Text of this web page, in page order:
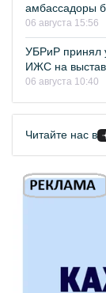
амбассадоры
06 августа 15:56
УБРиР принял
ИЖС на
06 августа 10:40
Читайте нас в